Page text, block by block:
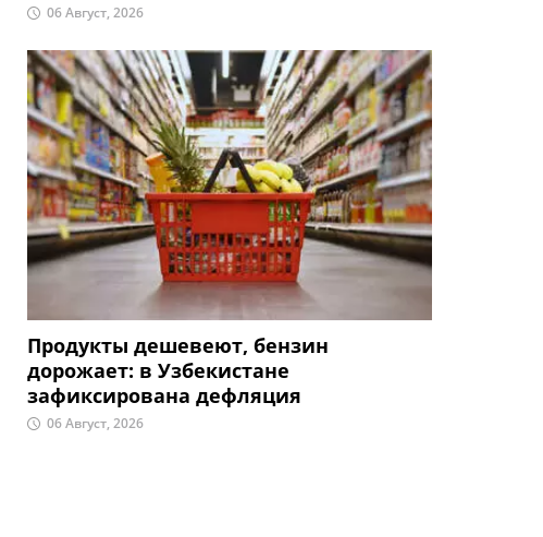
06 Август, 2026
Продукты дешевеют, бензин
дорожает: в Узбекистане
зафиксирована дефляция
06 Август, 2026